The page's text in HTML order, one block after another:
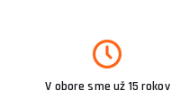
V obore sme už 15 rokov